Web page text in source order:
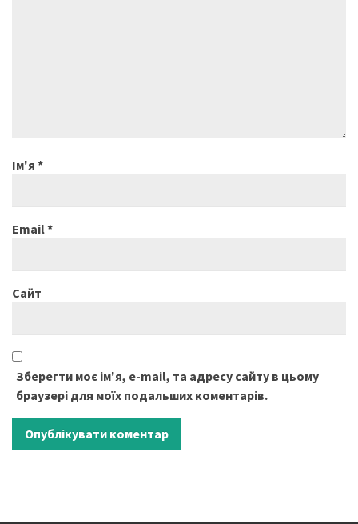
Ім'я *
Email*
Сайт
Зберегти моє ім'я, e-mail, та адресу сайту в цьому
браузері для моїх подальших коментарів.